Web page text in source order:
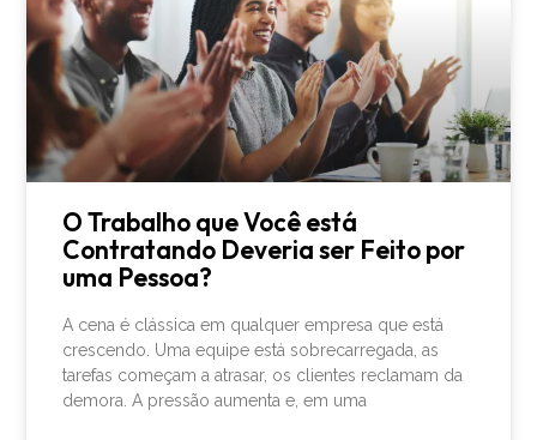
O Trabalho que Você está
Contratando Deveria ser Feito por
uma Pessoa?
A cena é clássica em qualquer empresa que está
crescendo. Uma equipe está sobrecarregada, as
tarefas começam a atrasar, os clientes reclamam da
demora. A pressão aumenta e, em uma